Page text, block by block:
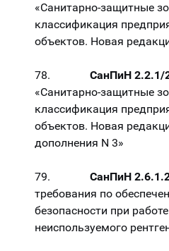
«Санитарно-защитные
классификация
объектов. Новая
78. СанПиН 2.2.1/
«Санитарно-защитные
классификация
объектов. Новая
дополнения N 3»
79. СанПиН
требования по
безопасности при
неиспользуемого